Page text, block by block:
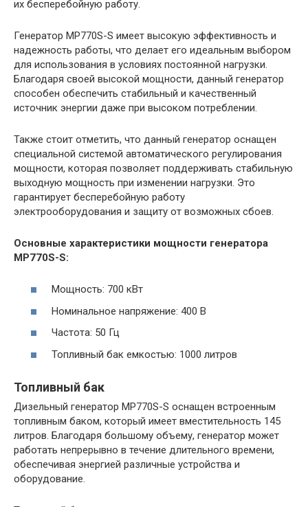
их бесперебойную работу.
Генератор MP770S-S имеет высокую эффективность и
надежность работы, что делает его идеальным выбором
для использования в условиях постоянной нагрузки.
Благодаря своей высокой мощности, данный генератор
способен обеспечить стабильный и качественный
источник энергии даже при высоком потреблении.
Также стоит отметить, что данный генератор оснащен
специальной системой автоматического регулирования
мощности, которая позволяет поддерживать стабильную
выходную мощность при изменении нагрузки. Это
гарантирует бесперебойную работу
электрооборудования и защиту от возможных сбоев.
Основные характеристики мощности генератора
MP770S-S:
Мощность: 700 кВт
Номинальное напряжение: 400 В
Частота: 50 Гц
Топливный бак емкостью: 1000 литров
Топливный бак
Дизельный генератор MP770S-S оснащен встроенным
топливным баком, который имеет вместительность 145
литров. Благодаря большому объему, генератор может
работать непрерывно в течение длительного времени,
обеспечивая энергией различные устройства и
оборудование.